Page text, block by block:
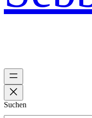
Suchen